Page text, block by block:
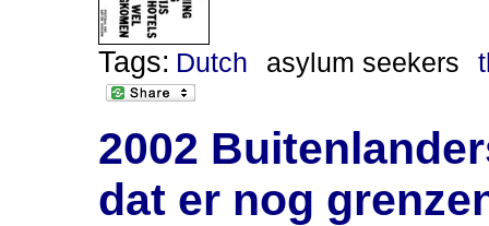
Tags: Dutch asylum seekers
2002
dat er nog